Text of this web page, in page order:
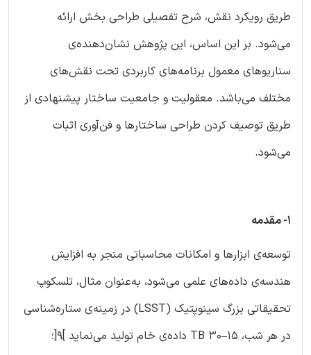
طریق رویکرد نقش، شرح تفصیلی طراحی بخش ارائه
می‌شود. بر این اساس، این پژوهش نشان‌دهنده‌ی
سناریوهای معمول برنامه‌های کاربردی تحت نقش‌های
مختلف می‌باشد. معقولیت و جامعیت ساختار پیشنهادی از
طریق توصیف کردن طراحی ساختارها و فن‌آوری اثبات
می‌شود.
1- مقدمه
توسعه‌ی ابزارها و امکانات محاسباتی منجر به افزایش
هندسه‌ی داده‌های علمی می‌شود، به‌عنوان مثال، تلسکوپ
تحقیقاتی بزرگ سینوپتیک (LSST) در زمینه‌ی ستاره‌شناسی
در هر شب، 15–30 TB داده‌ی خام تولید می‌نماید ]9[؛